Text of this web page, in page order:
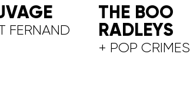
FERNAND
THE BOO
RADLEYS
+ POP CRIMES